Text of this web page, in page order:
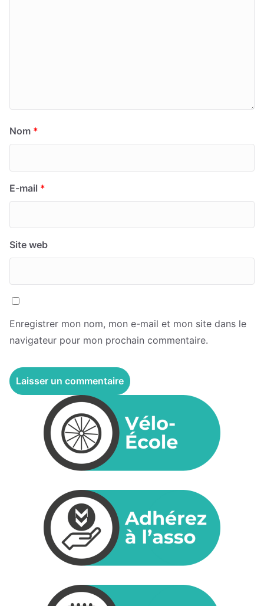
Nom *
E-mail *
Site web
Enregistrer mon nom, mon e-mail et mon site dans le
navigateur pour mon prochain commentaire.